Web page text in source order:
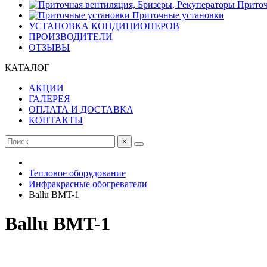
Приточные установки
УСТАНОВКА КОНДИЦИОНЕРОВ
ПРОИЗВОДИТЕЛИ
ОТЗЫВЫ
КАТАЛОГ
АКЦИИ
ГАЛЕРЕЯ
ОПЛАТА И ДОСТАВКА
КОНТАКТЫ
×
Тепловое оборудование
Инфракрасные обогреватели
Ballu BMT-1
Ballu BMT-1